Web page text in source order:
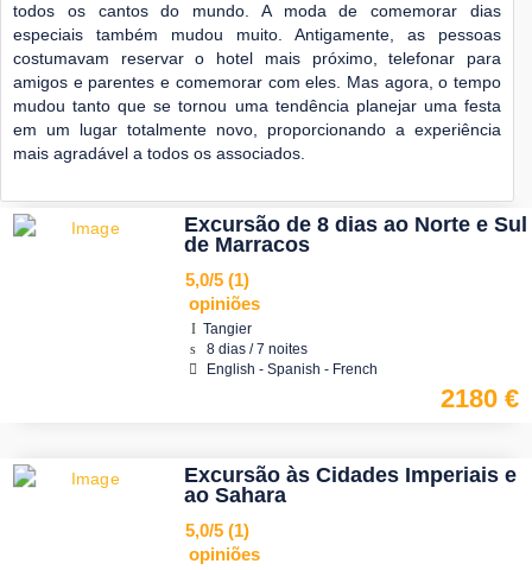
todos os cantos do mundo. A moda de comemorar dias
especiais também mudou muito. Antigamente, as pessoas
costumavam reservar o hotel mais próximo, telefonar para
amigos e parentes e comemorar com eles. Mas agora, o tempo
mudou tanto que se tornou uma tendência planejar uma festa
em um lugar totalmente novo, proporcionando a experiência
mais agradável a todos os associados.
Excursão de 8 dias ao Norte e Sul
de Marracos
5,0/5 (1)
opiniões
Tangier
8 dias / 7 noites
English - Spanish - French
2180 €
Excursão às Cidades Imperiais e
ao Sahara
5,0/5 (1)
opiniões